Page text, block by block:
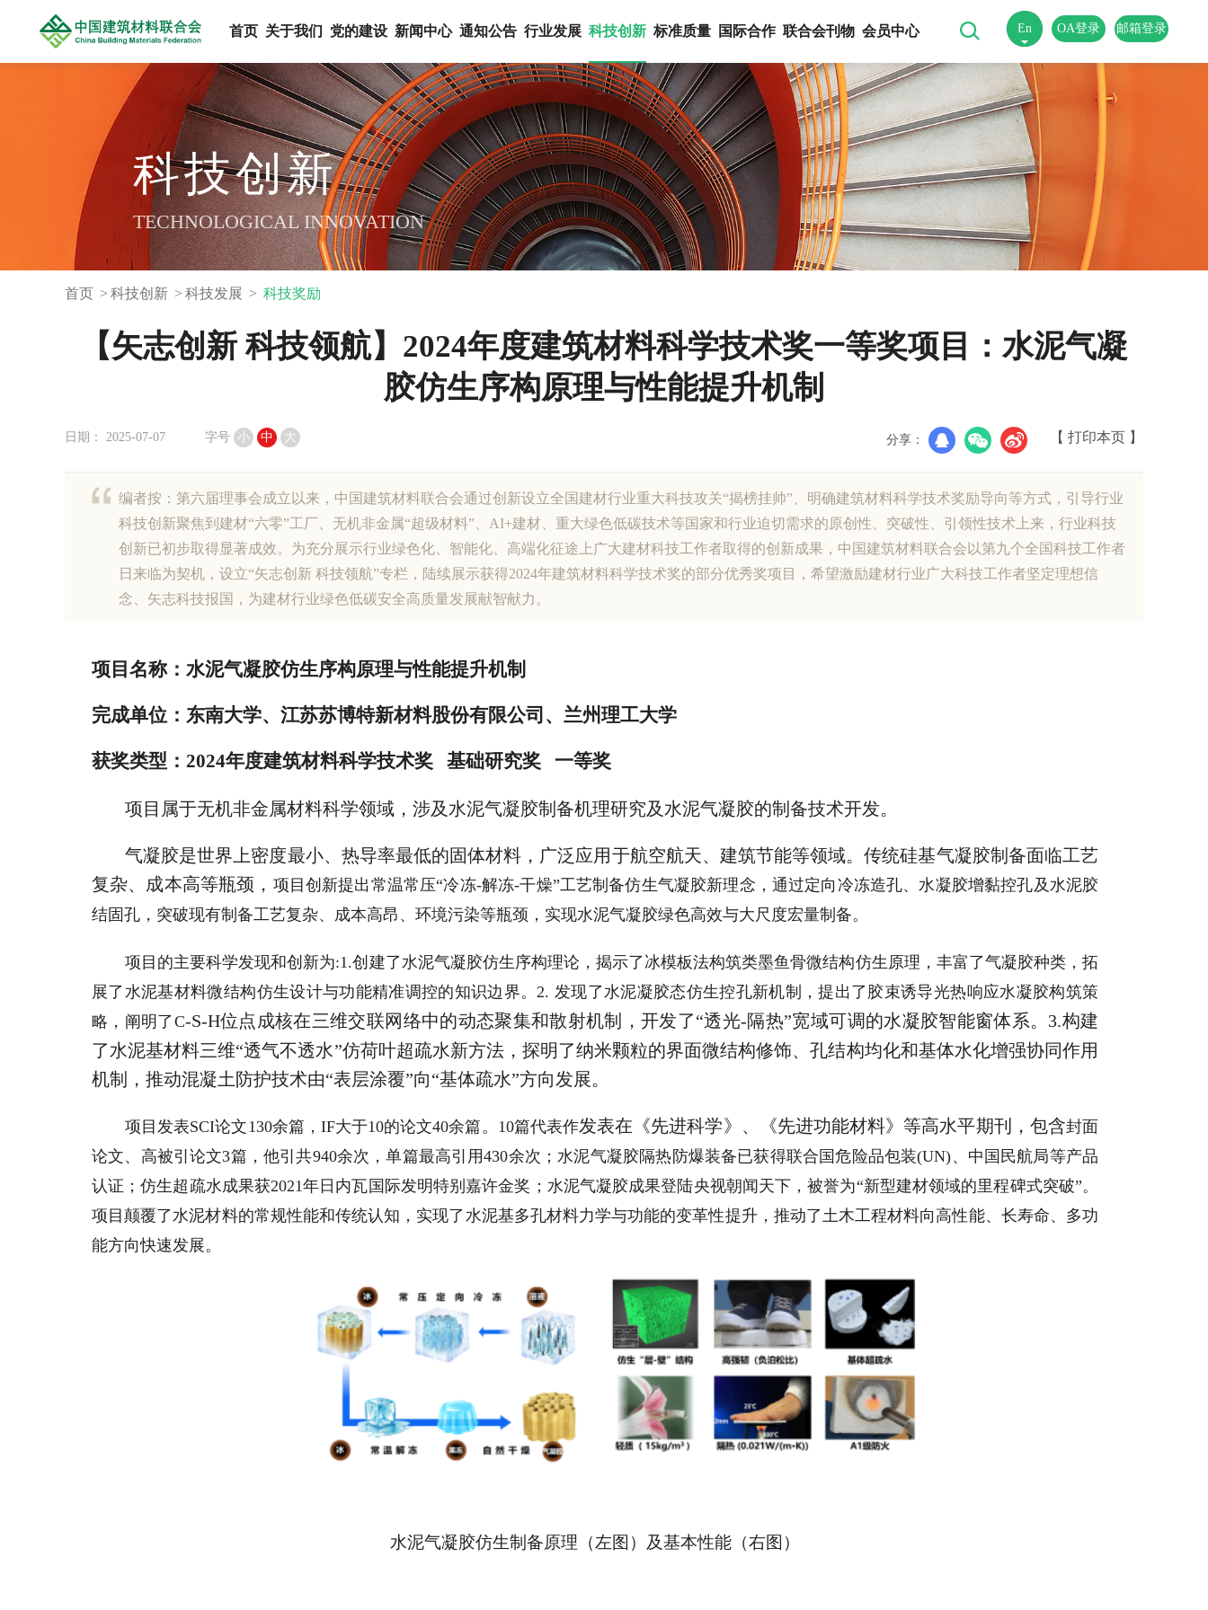
首页 关于我们 党的建设 新闻中心 通知公告 行业发展 科技创新 标准质量 国际合作 联合会刊物 会员中心 邮箱登录
OA登录
En
中
科技创新
TECHNOLOGICAL INNOVATION
首页 科技创新 科技发展 科技奖励
【矢志创新 科技领航】2024年度建筑材料科学技术奖一等奖项目：水泥气凝
胶仿生序构原理与性能提升机制
日期： 2025-07-07 字号 小 中 大 【 打印本页 】
分享：
编者按：第六届理事会成立以来，中国建筑材料联合会通过创新设立全国建材行业重大科技攻关“揭榜挂帅”、明确建筑材料科学技术奖励导向等方式，引导行业
科技创新聚焦到建材“六零”工厂、无机非金属“超级材料”、AI+建材、重大绿色低碳技术等国家和行业迫切需求的原创性、突破性、引领性技术上来，行业科技
创新已初步取得显著成效。为充分展示行业绿色化、智能化、高端化征途上广大建材科技工作者取得的创新成果，中国建筑材料联合会以第九个全国科技工作者
日来临为契机，设立“矢志创新 科技领航”专栏，陆续展示获得2024年建筑材料科学技术奖的部分优秀奖项目，希望激励建材行业广大科技工作者坚定理想信
念、矢志科技报国，为建材行业绿色低碳安全高质量发展献智献力。
项目名称：水泥气凝胶仿生序构原理与性能提升机制
完成单位：东南大学、江苏苏博特新材料股份有限公司、兰州理工大学
获奖类型：2024年度建筑材料科学技术奖 基础研究奖 一等奖
项目属于无机非金属材料科学领域，涉及水泥气凝胶制备机理研究及水泥气凝胶的制备技术开发。
气凝胶是世界上密度最小、热导率最低的固体材料，广泛应用于航空航天、建筑节能等领域。传统硅基气凝胶制备面临工艺
复杂、成本高等瓶颈， 项目创新提出常温常压“冷冻-解冻-干燥”工艺制备仿生气凝胶新理念，通过定向冷冻造孔、水凝胶增黏控孔及水泥胶
结固孔，突破现有制备工艺复杂、成本高昂、环境污染等瓶颈，实现水泥气凝胶绿色高效与大尺度宏量制备。
项目的主要科学发现和创新为:1.创建了水泥气凝胶仿生序构理论，揭示了冰模板法构筑类墨鱼骨微结构仿生原理，丰富了气凝胶种类，拓
展了水泥基材料微结构仿生设计与功能精准调控的知识边界。2. 发现了水泥凝胶态仿生控孔新机制，提出了胶束诱导光热响应水凝胶构筑策
略，阐明了C-S-H位点成核在三维交联网络中的动态聚集和散射机制，开发了“透光-隔热”宽域可调的水凝胶智能窗体系。3.构建
了水泥基材料三维“透气不透水”仿荷叶超疏水新方法，探明了纳米颗粒的界面微结构修饰、孔结构均化和基体水化增强协同作用
机制，推动混凝土防护技术由“表层涂覆”向“基体疏水”方向发展。
项目发表SCI论文130余篇，IF大于10的论文40余篇。10篇代表作发表在《先进科学》、《先进功能材料》等高水平期刊，包含封面
论文、高被引论文3篇，他引共940余次，单篇最高引用430余次；水泥气凝胶隔热防爆装备已获得联合国危险品包装(UN)、中国民航局等产品
认证；仿生超疏水成果获2021年日内瓦国际发明特别嘉许金奖；水泥气凝胶成果登陆央视朝闻天下，被誉为“新型建材领域的里程碑式突破”。
项目颠覆了水泥材料的常规性能和传统认知，实现了水泥基多孔材料力学与功能的变革性提升，推动了土木工程材料向高性能、长寿命、多功
能方向快速发展。
水泥气凝胶仿生制备原理（左图）及基本性能（右图）